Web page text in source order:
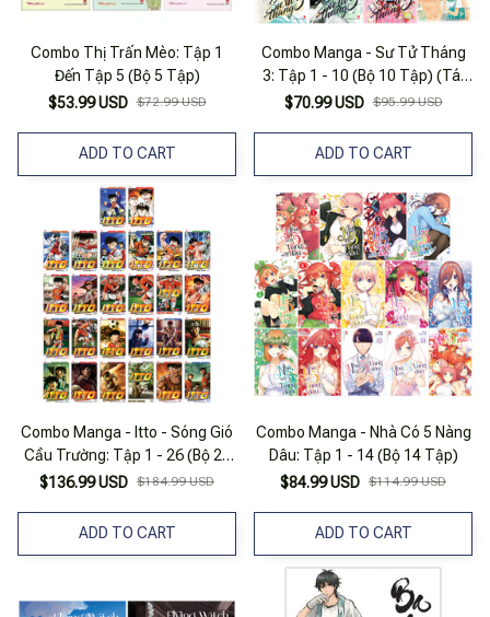
Combo Thị Trấn Mèo: Tập 1
Đến Tập 5 (Bộ 5 Tập)
$53.99 USD $72.99 USD
ADD TO CART
Combo Manga - Sư Tử Tháng
3: Tập 1 - 10 (Bộ 10 Tập) (Tái
Bản 2025)
$70.99 USD $95.99 USD
ADD TO CART
Combo Manga - Itto - Sóng Gió
Cầu Trường: Tập 1 - 26 (Bộ 26
Tập) (Tái Bản 2025)
$136.99 USD $184.99 USD
ADD TO CART
Combo Manga - Nhà Có 5 Nàng
Dâu: Tập 1 - 14 (Bộ 14 Tập)
$84.99 USD $114.99 USD
ADD TO CART